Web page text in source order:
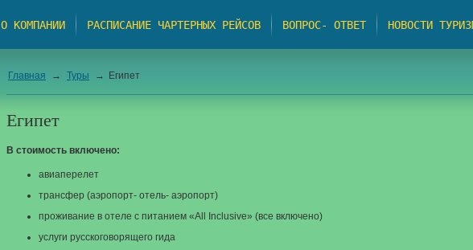
О КОМПАНИИ РАСПИСАНИЕ ЧАРТЕРНЫХ РЕЙСОВ ВОПРОС- ОТВЕТ НОВОСТИ
Главная → Туры → Египет
Египет
В стоимость включено:
авиаперелет
трансфер (аэропорт- отель- аэропорт)
проживание в отеле с питанием «All Inclusive» (все включено)
услуги русскоговорящего гида